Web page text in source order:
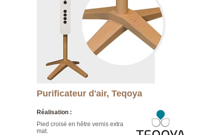
Purificateur d'air, Teqoya
Réalisation :
Pied croisé en hêtre vernis extra
mat.